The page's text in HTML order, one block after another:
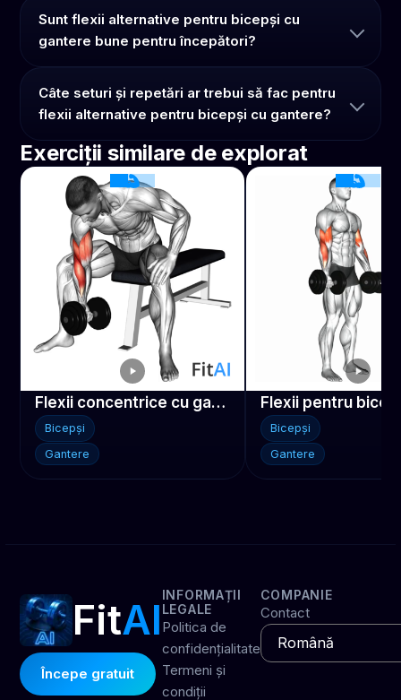
Sunt flexii alternative pentru bicepși cu
gantere bune pentru începători?
Câte seturi și repetări ar trebui să fac pentru
flexii alternative pentru bicepși cu gantere?
Exerciții similare de explorat
Flexii concentrice cu gantera
Bicepși
Gantere
Bicepși
Gantere
FitAI
Începe gratuit
INFORMAȚII
LEGALE
Politica de
confidențialitate
Termeni și
condiții
COMPANIE
Contact